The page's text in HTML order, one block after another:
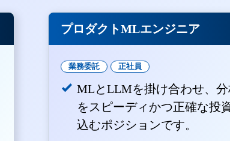
プロダクトMLエンジニア
業務委託 正社員
MLとLLMを掛け合わせ、
をスピーディかつ正確な投
込むポジションです。